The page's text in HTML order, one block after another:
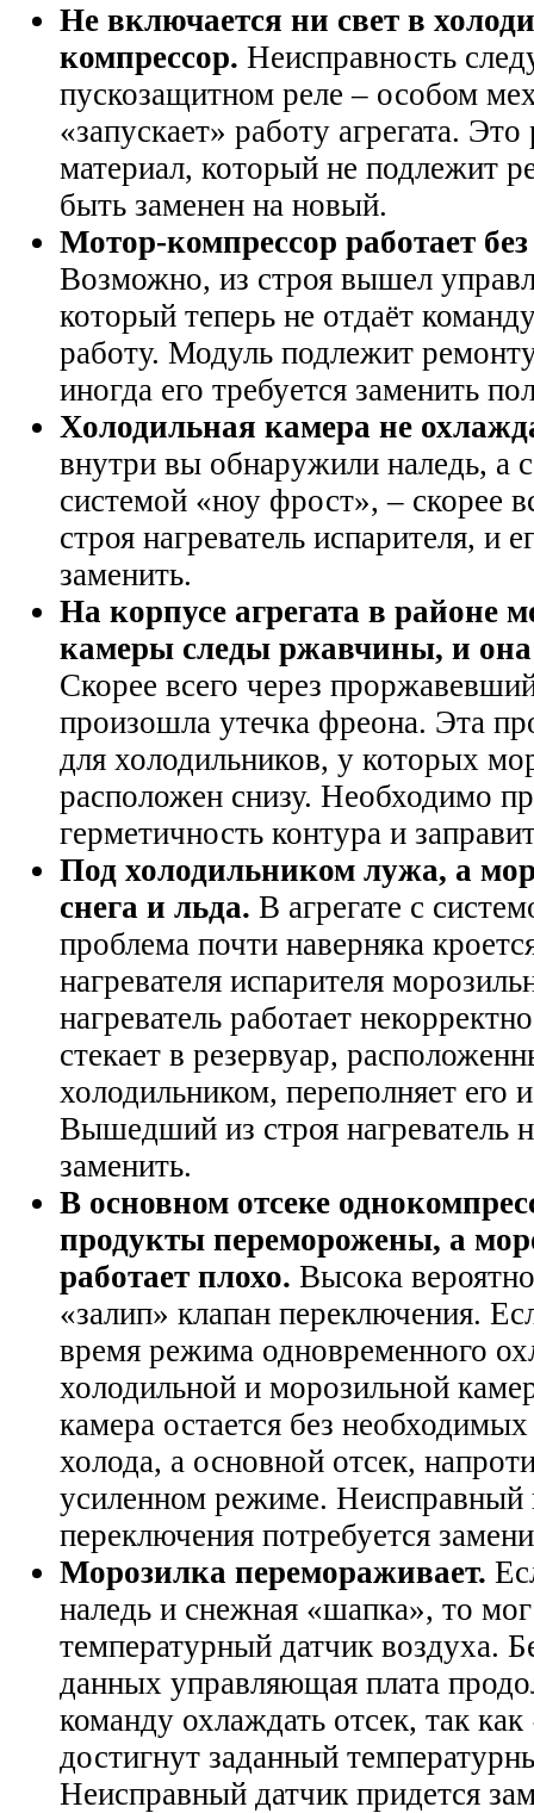
Не включается ни свет в
компрессор. Неисправность
пускозащитном реле – особом
«запускает» работу агрегата.
материал, который не подлежит
быть заменен на новый.
Мотор-компрессор работает
Возможно, из строя вышел
который теперь не отдаёт
работу. Модуль подлежит
иногда его требуется заменить
Холодильная камера не
внутри вы обнаружили наледь, а
системой «ноу фрост», – скорее
строя нагреватель испарителя, и
заменить.
На корпусе агрегата в районе
камеры следы ржавчины, и она
Скорее всего через
произошла утечка фреона. Эта
для холодильников, у которых
расположен снизу. Необходимо
герметичность контура и
Под холодильником лужа, а
снега и льда. В агрегате с
проблема почти наверняка
нагревателя испарителя
нагреватель работает
стекает в резервуар,
холодильником, переполняет его
Вышедший из строя нагреватель
заменить.
В основном отсеке
продукты переморожены, а
работает плохо. Высока
«залип» клапан переключения.
время режима одновременного
холодильной и морозильной
камера остается без
холода, а основной отсек,
усиленном режиме. Неисправный
переключения потребуется
Морозилка перемораживает.
наледь и снежная «шапка», то
температурный датчик воздуха.
данных управляющая плата
команду охлаждать отсек, так как
достигнут заданный
Неисправный датчик придется